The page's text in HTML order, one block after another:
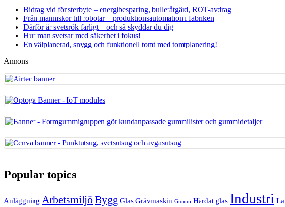
Bidrag vid fönsterbyte – energibesparing, bulleråtgärd, ROT-avdrag
Från människor till robotar – produktionsautomation i fabriken
Därför är svetsrök farligt – och så skyddar du dig
Hur man svetsar med säkerhet i fokus!
En välplanerad, snygg och funktionell tomt med tomtplanering!
Annons
Popular topics
Anläggning ArbetsmiljöBygg Glas Grävmaskin Gummi Härdat glas Industri